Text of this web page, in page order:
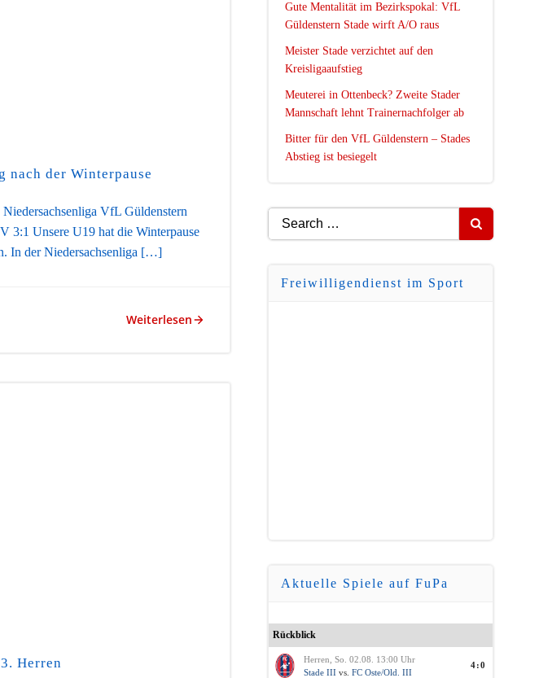
nach der Winterpause
VfL Güldenstern
3:1 Unsere U19 hat die Winterpause
In der Niedersachsenliga […]
Weiterlesen
Herren
Gute Mentalität im Bezirkspokal: VfL
Güldenstern Stade wirft A/O raus
Meister Stade verzichtet auf den
Kreisligaaufstieg
Meuterei in Ottenbeck? Zweite Stader
Mannschaft lehnt Trainernachfolger ab
Bitter für den VfL Güldenstern – Stades
Abstieg ist besiegelt
Search
for:
Freiwilligendienst im Sport
Aktuelle Spiele auf FuPa
Rückblick
Herren, So. 02.08. 13:00 Uhr
Stade III vs. FC Oste/Old. III
4:0